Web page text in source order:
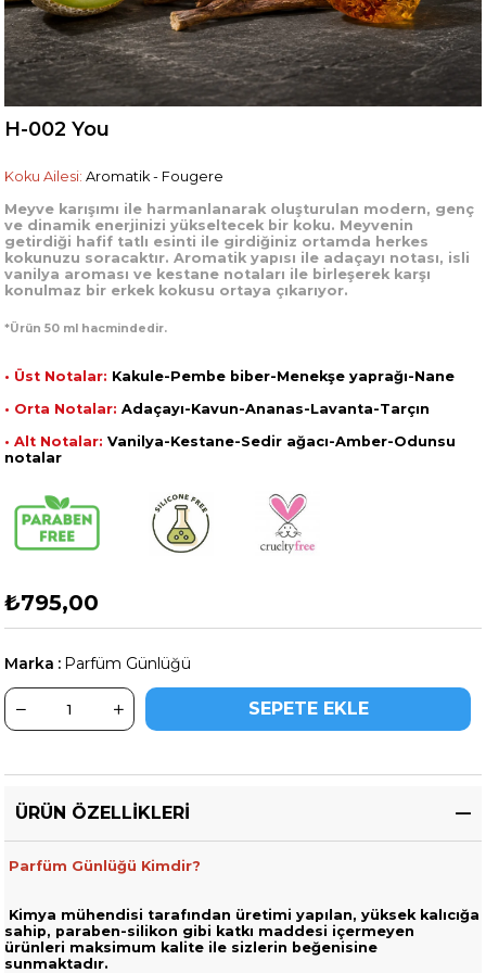
H-002 You
Koku Ailesi: Aromatik - Fougere
Meyve karışımı ile harmanlanarak oluşturulan modern, genç
ve dinamik enerjinizi yükseltecek bir koku. Meyvenin
getirdiği hafif tatlı esinti ile girdiğiniz ortamda herkes
kokunuzu soracaktır. Aromatik yapısı ile adaçayı notası, isli
vanilya aroması ve kestane notaları ile birleşerek karşı
konulmaz bir erkek kokusu ortaya çıkarıyor.
*Ürün 50 ml hacmindedir.
• Üst Notalar: Kakule-Pembe biber-Menekşe yaprağı-Nane
• Orta Notalar: Adaçayı-Kavun-Ananas-Lavanta-Tarçın
• Alt Notalar:Vanilya-Kestane-Sedir ağacı-Amber-Odunsu
notalar
₺795,00
Marka : Parfüm Günlüğü
ÜRÜN ÖZELLIKLERI
Parfüm Günlüğü Kimdir?
Kimya mühendisi tarafından üretimi yapılan, yüksek kalıcığa
sahip, paraben-silikon gibi katkı maddesi içermeyen
ürünleri maksimum kalite ile sizlerin beğenisine
sunmaktadır.